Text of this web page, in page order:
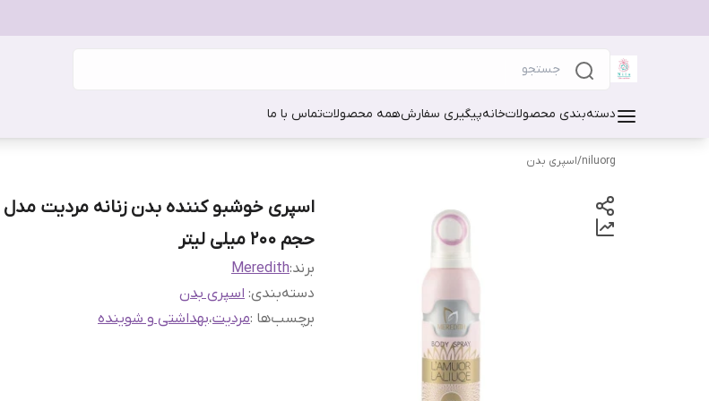
دسته‌بندی محصولاتخانهپیگیری سفارشهمه محصولاتتماس با ما
niluorg
/اسپری بدن
حجم 200 میلی لیتر
برند:Meredith
دسته‌بندی: اسپری بدن
برچسب‌ها :مردیت،بهداشتی و شوینده